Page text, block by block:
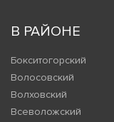
В РАЙОНЕ
Бокситогорский
Волосовский
Волховский
Всеволожский